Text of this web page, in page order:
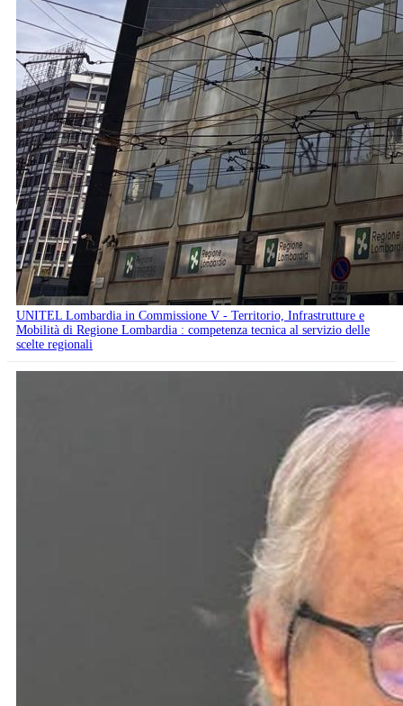
UNITEL Lombardia in Commissione V - Territorio, Infrastrutture e
Mobilità di Regione Lombardia : competenza tecnica al servizio delle
scelte regionali